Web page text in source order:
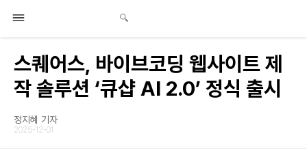
스퀘어스, 바이브코딩 웹사이트 제
작 솔루션 ‘큐샵 AI 2.0’ 정식 출시
정지혜 기자
2025-12-01